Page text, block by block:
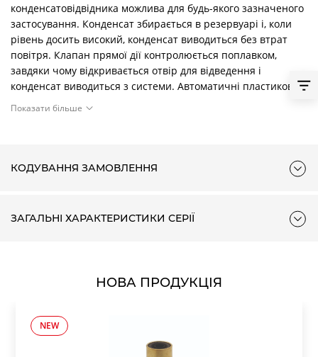
конденсатовідвідника можлива для будь-якого зазначеного
застосування. Конденсат збирається в резервуарі і, коли
рівень досить високий, конденсат виводиться без втрат
повітря. Клапан прямої дії контролюється поплавком,
завдяки чому відкривається отвір для відведення і
конденсат виводиться з системи. Автоматичні пластикові
конденсатовідвідники AOK 13PA має широке застосування.
Показати більше
КОДУВАННЯ ЗАМОВЛЕННЯ
ЗАГАЛЬНІ ХАРАКТЕРИСТИКИ СЕРІЇ
НОВА ПРОДУКЦІЯ
NEW